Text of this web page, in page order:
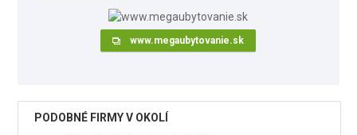
www.megaubytovanie.sk
PODOBNÉ FIRMY V OKOLÍ